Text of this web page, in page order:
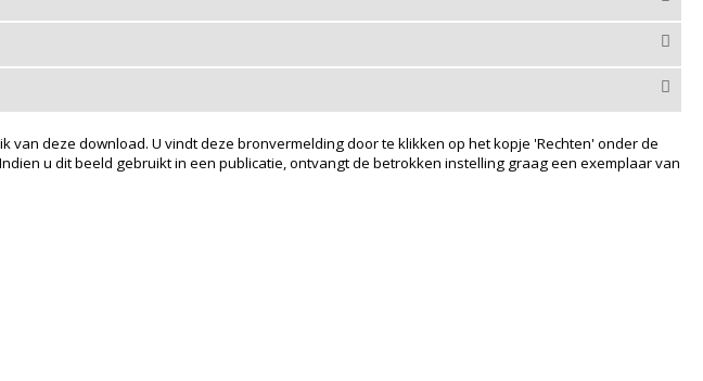
van deze download. U vindt deze bronvermelding door te klikken op het kopje 'Rechten' onder de
u dit beeld gebruikt in een publicatie, ontvangt de betrokken instelling graag een exemplaar van